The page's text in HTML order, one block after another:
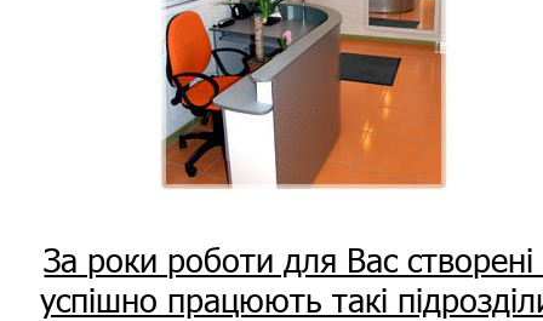
За роки роботи для Вас
успішно працюють такі